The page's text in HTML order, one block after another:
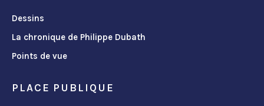
Dessins
La chronique de Philippe Dubath
Points de vue
PLACE PUBLIQUE